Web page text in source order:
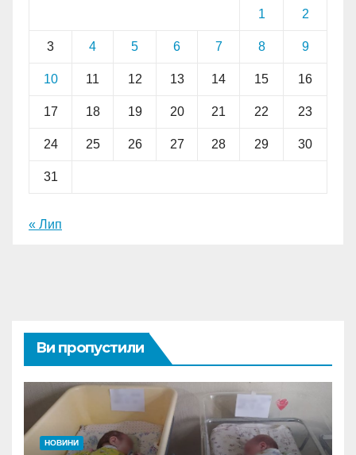
1 2
3 4 5 6 7 8 9
10 11 12 13 14 15 16
17 18 19 20 21 22 23
24 25 26 27 28 29 30
31
« Лип
Ви пропустили
НОВИНИ